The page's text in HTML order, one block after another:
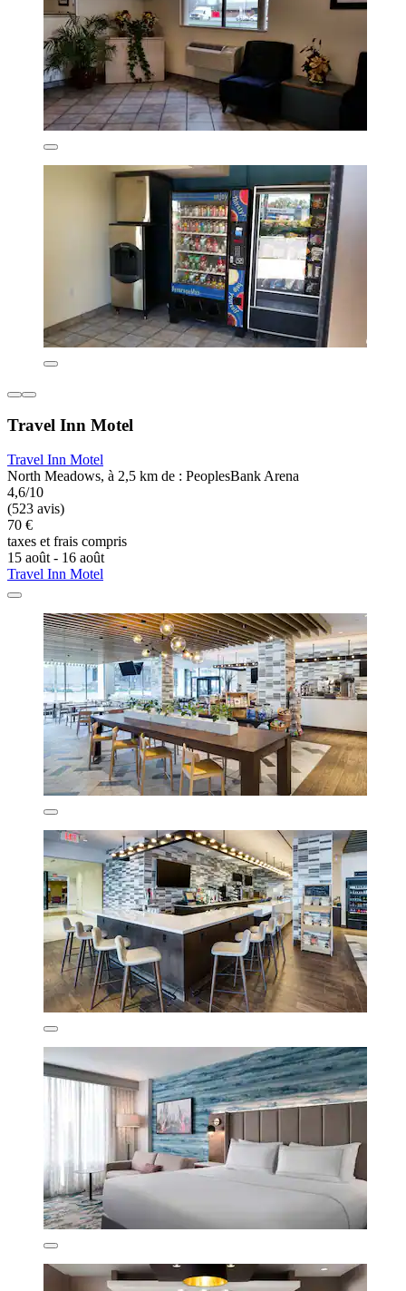
Travel Inn Motel
Travel Inn Motel
North Meadows, à 2,5 km de : PeoplesBank Arena
4,6/10
(523 avis)
70 €
taxes et frais compris
15 août - 16 août
Travel Inn Motel